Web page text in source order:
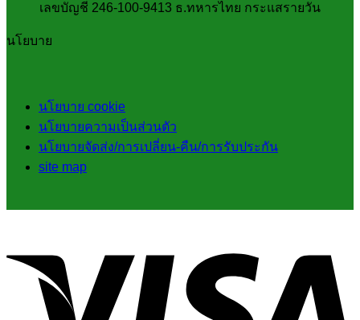
เลขบัญชี 246-100-9413 ธ.ทหารไทย กระแสรายวัน
นโยบาย
นโยบาย cookie
นโยบายความเป็นส่วนตัว
นโยบายจัดส่ง/การเปลี่ยน-คืน/การรับประกัน
site map